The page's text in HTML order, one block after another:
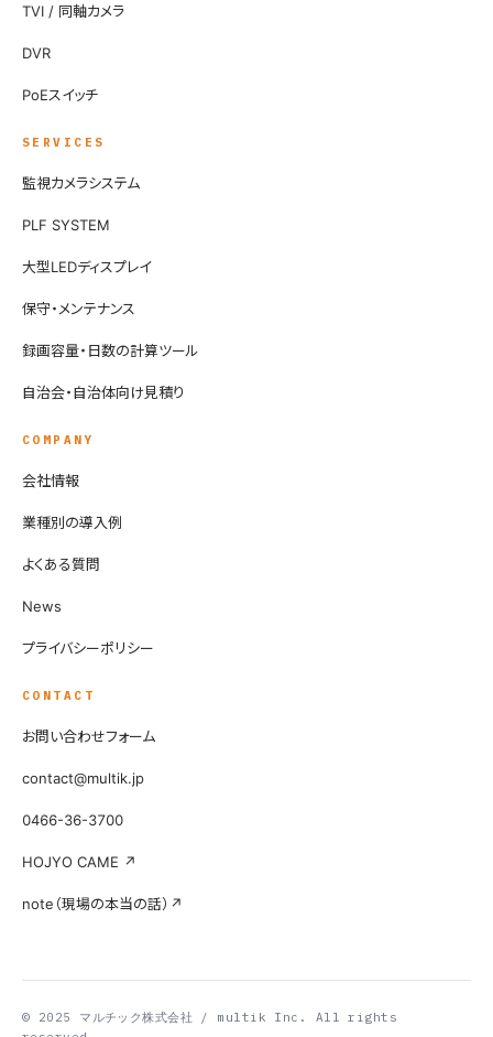
TVI / 同軸カメラ
DVR
PoEスイッチ
SERVICES
監視カメラシステム
PLF SYSTEM
大型LEDディスプレイ
保守・メンテナンス
録画容量・日数の計算ツール
自治会・自治体向け見積り
COMPANY
会社情報
業種別の導入例
よくある質問
News
プライバシーポリシー
CONTACT
お問い合わせフォーム
contact@multik.jp
0466-36-3700
HOJYO CAME ↗
note（現場の本当の話）↗
© 2025 マルチック株式会社 / multik Inc. All rights